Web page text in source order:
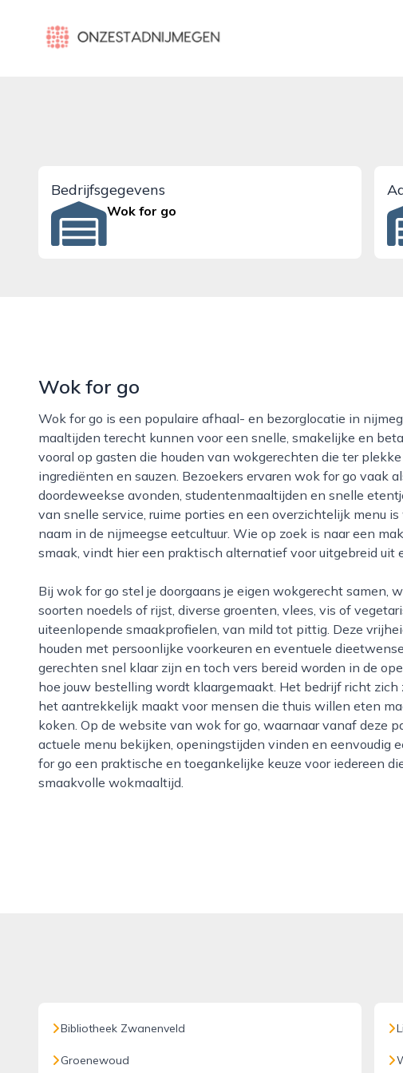
onzestadnijmegen.nl
Bedrijfsgegevens
Wok for go
Wok for go
Wok for go is een populaire afhaal- en bezorglocatie in nijmegen waar liefhebbers van aziatische
maaltijden terecht kunnen voor een snelle, smakelijke en
vooral op gasten die houden van wokgerechten die ter
ingrediënten en sauzen. Bezoekers ervaren wok for go vaak
doordeweekse avonden, studentenmaaltijden en snelle
van snelle service, ruime porties en een overzichtelijk menu
naam in de nijmeegse eetcultuur. Wie op zoek is naar een
smaak, vindt hier een praktisch alternatief voor uitgebreid uit
Bij wok for go stel je doorgaans je eigen wokgerecht samen, waarbij je kunt kiezen uit verschillende
soorten noedels of rijst, diverse groenten, vlees, vis of
uiteenlopende smaakprofielen, van mild tot pittig. Deze
houden met persoonlijke voorkeuren en eventuele
gerechten snel klaar zijn en toch vers bereid worden in de
hoe jouw bestelling wordt klaargemaakt. Het bedrijf richt
het aantrekkelijk maakt voor mensen die thuis willen eten
koken. Op de website van wok for go, waarnaar vanaf deze
actuele menu bekijken, openingstijden vinden en eenvoudig
for go een praktische en toegankelijke keuze voor iedereen
smaakvolle wokmaaltijd.
Bibliotheek Zwanenveld
Groenewoud